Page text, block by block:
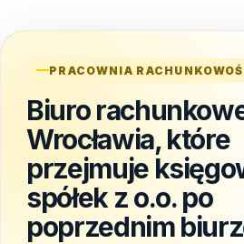
PRACOWNIA
Biuro
Wrocławia, które
przejmuje
spółek z o.o. po
poprzednim